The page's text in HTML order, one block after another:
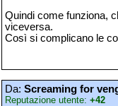
Quindi come funziona,
viceversa.
Così si complicano le
Da: Screaming for
Reputazione utente: +42